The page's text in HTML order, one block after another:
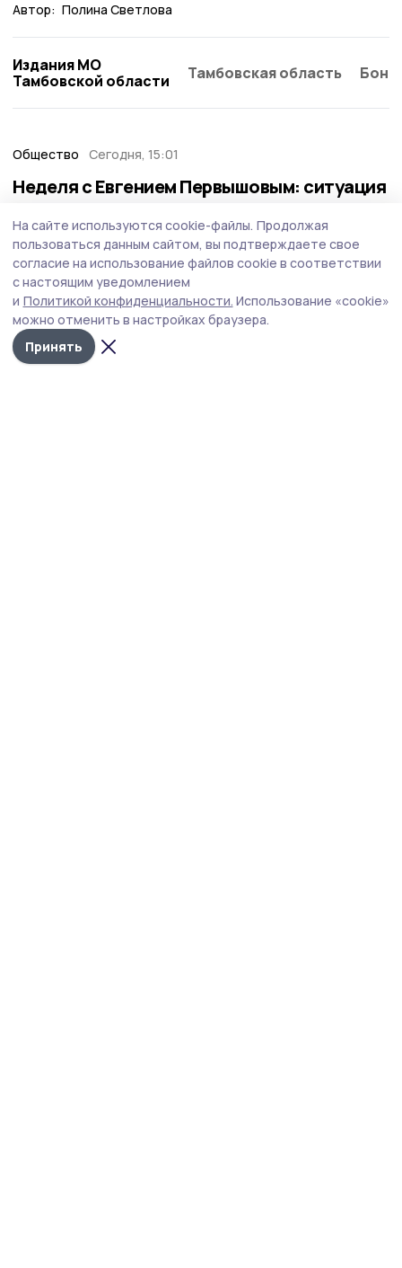
Автор: Полина Светлова
Издания МО
Тамбовской области
Тамбовская область
Общество Сегодня, 15:01
Неделя с Евгением Первышовым: ситуация
приоритеты образования
Губернатор держит на контроле ситуацию с бензином,
требует навести порядок с мусором в Тамбове.
На сайте используются cookie-файлы. Продолжая
пользоваться данным сайтом, вы подтверждаете свое
согласие на использование файлов cookie в соответствии
с настоящим уведомлением
и Политикой конфиденциальности. Использование «cookie»
можно отменить в настройках браузера.
Принять